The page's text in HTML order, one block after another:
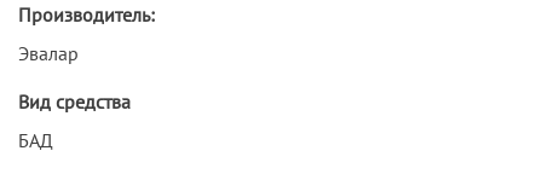
Производитель:
Эвалар
Вид средства
БАД